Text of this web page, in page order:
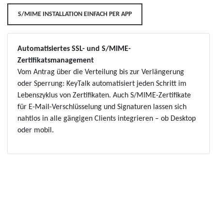
S/MIME INSTALLATION EINFACH PER APP
Automatisiertes SSL- und S/MIME-
Zertifikatsmanagement
Vom Antrag über die Verteilung bis zur Verlängerung
oder Sperrung: KeyTalk automatisiert jeden Schritt im
Lebenszyklus von Zertifikaten. Auch S/MIME-Zertifikate
für E-Mail-Verschlüsselung und Signaturen lassen sich
nahtlos in alle gängigen Clients integrieren – ob Desktop
oder mobil.